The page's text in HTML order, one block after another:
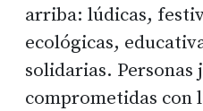
arriba: lúdicas,
ecológicas,
solidarias. Personas
comprometidas con